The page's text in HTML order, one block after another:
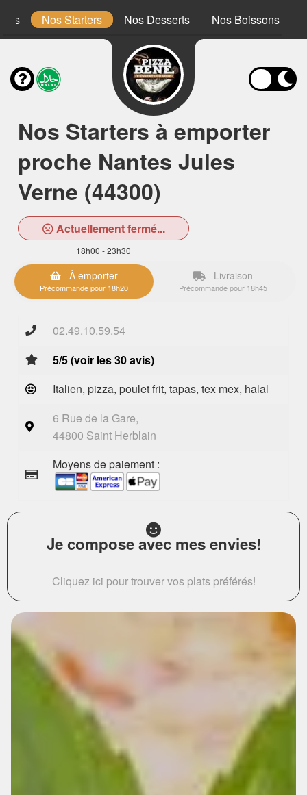
Nos Starters Nos Desserts Nos Boissons
Nos Starters à emporter
proche Nantes Jules
Verne (44300)
Actuellement fermé...
18h00 - 23h30
À emporter
Précommande pour 18h20
Livraison
Précommande pour 18h45
02.49.10.59.54
5/5 (voir les 30 avis)
Italien, pizza, poulet frit, tapas, tex mex, halal
6 Rue de la Gare,
44800 Saint Herblain
Moyens de paiement :
Je compose avec mes envies!
Cliquez ici pour trouver vos plats préférés!